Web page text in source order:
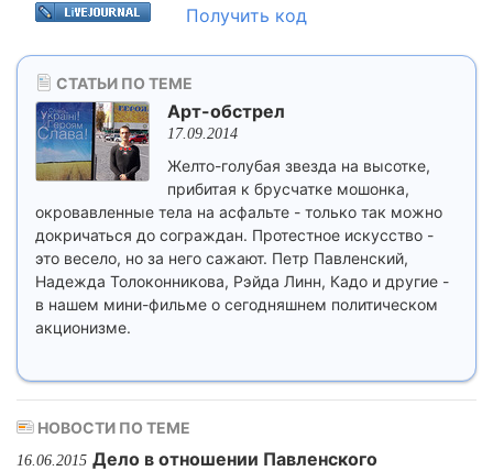
Получить код
СТАТЬИ ПО ТЕМЕ
Арт-обстрел
17.09.2014
Желто-голубая звезда на высотке,
прибитая к брусчатке мошонка,
окровавленные тела на асфальте - только так можно
докричаться до сограждан. Протестное искусство -
это весело, но за него сажают. Петр Павленский,
Надежда Толоконникова, Рэйда Линн, Кадо и другие -
в нашем мини-фильме о сегодняшнем политическом
акционизме.
НОВОСТИ ПО ТЕМЕ
16.06.2015 Дело в отношении Павленского